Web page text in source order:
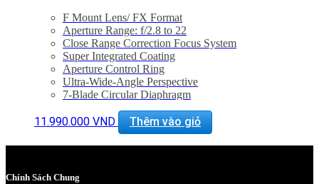
F Mount Lens/ FX Format
Aperture Range: f/2.8 to 22
Close Range Correction Focus System
Super Integrated Coating
Aperture Control Ring
Ultra-Wide-Angle Perspective
7-Blade Circular Diaphragm
Filter Diameter: 62mm
11.990.000 VND Thêm vào giỏ
Chính Sách Chung